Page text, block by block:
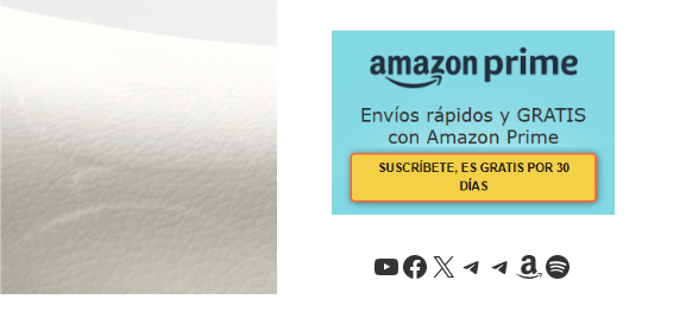
YouTube
Facebook
X / Twitter
Telegram
Telegram
Amazon
Spotify